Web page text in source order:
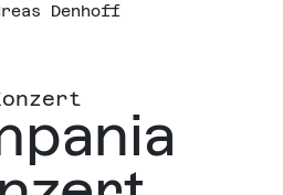
Denhoff